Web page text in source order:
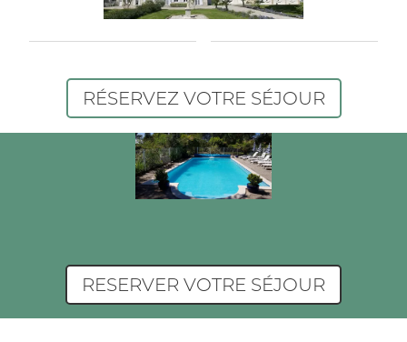
RÉSERVEZ VOTRE SÉJOUR
RESERVER VOTRE SÉJOUR